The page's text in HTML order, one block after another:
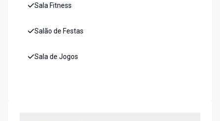
Sala Fitness
Salão de Festas
Sala de Jogos